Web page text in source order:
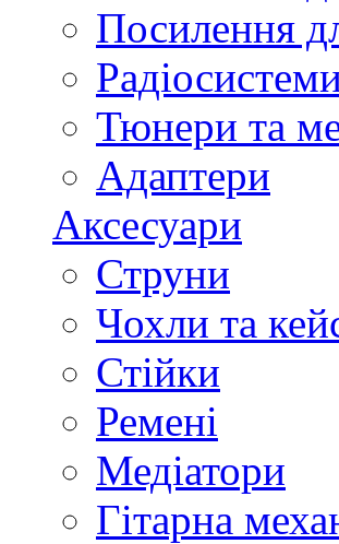
Посилення
Тюнери та
Адаптери
Аксесуари
Струни
Чохли та
Стійки
Ремені
Медіатори
Гітарна